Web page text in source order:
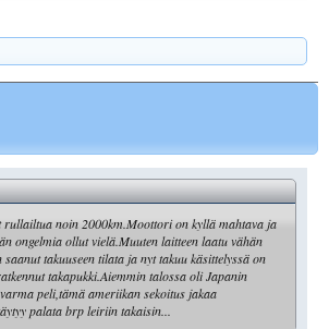
rullailtua noin 2000km.Moottori on kyllä mahtava ja
ongelmia ollut vielä.Muuten laitteen laatu vähän
takuuseen tilata ja nyt takuu käsittelyssä on
takapukki.Aiemmin talossa oli Japanin
peli,tämä ameriikan sekoitus jakaa
palata brp leiriin takaisin...